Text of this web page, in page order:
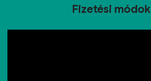
Fizetési módok